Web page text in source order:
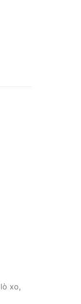
xo,